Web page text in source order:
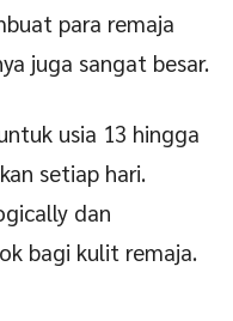
para remaja
juga sangat besar.
usia 13 hingga
setiap hari.
dan
bagi kulit remaja.